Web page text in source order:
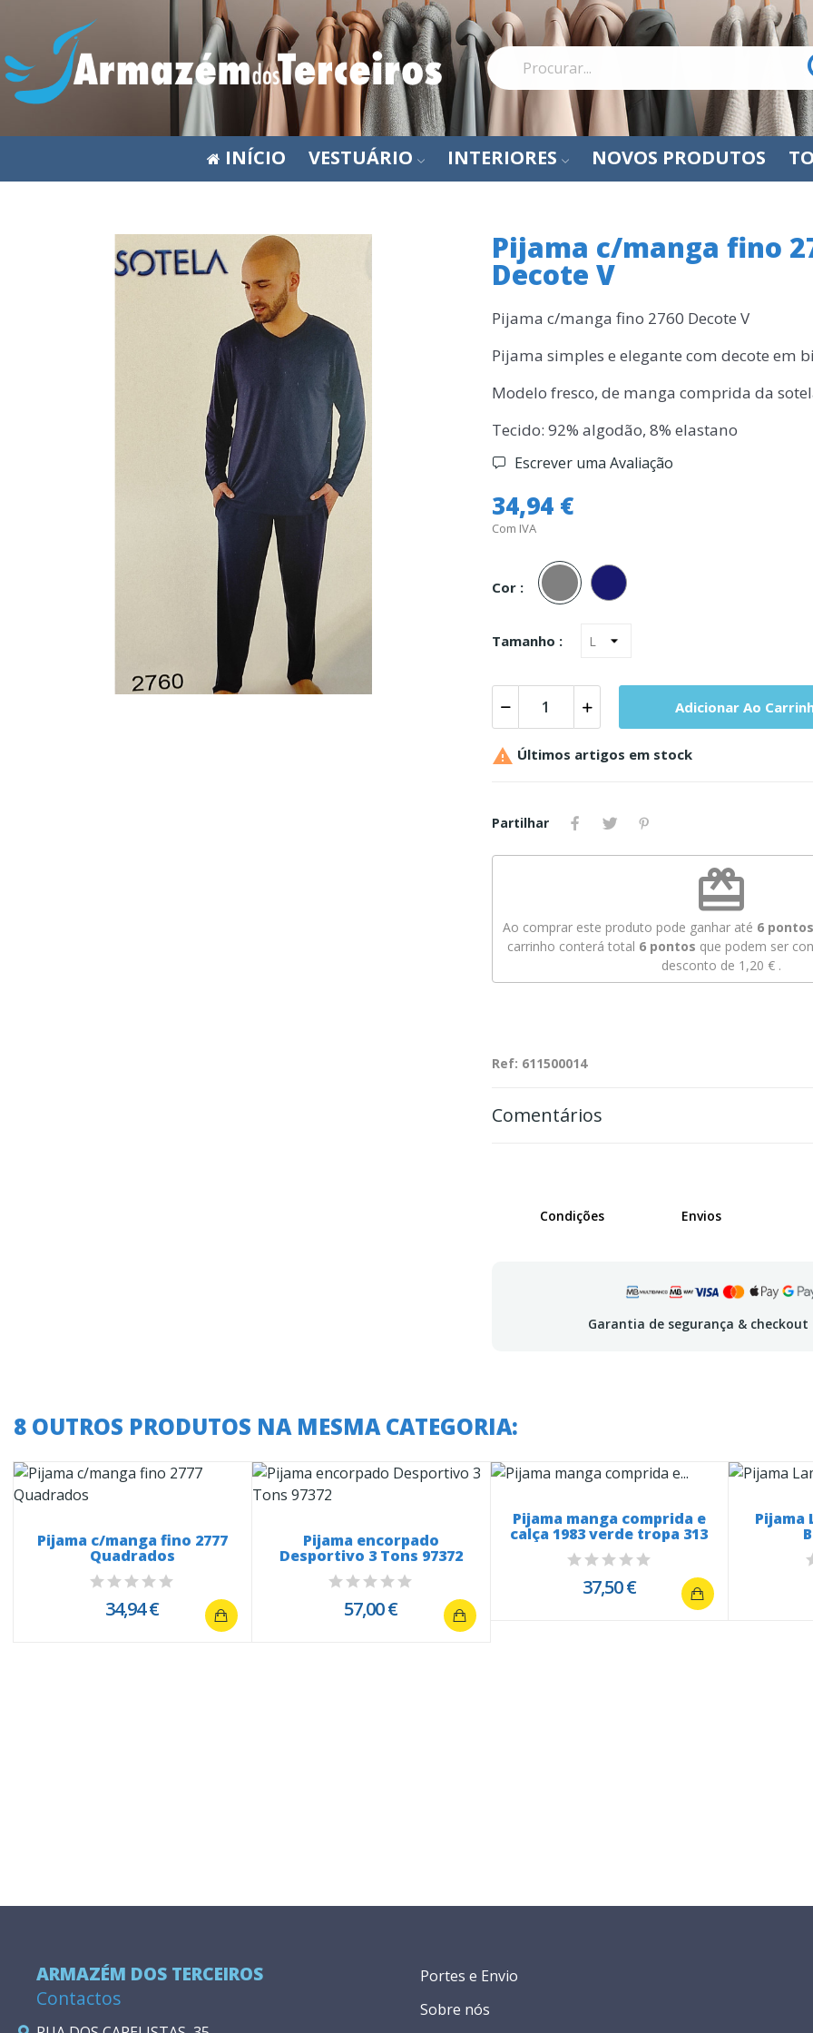
INÍCIO VESTUÁRIO INTERIORES NOVOS PRODUTOS
Pijama c/manga fino
Decote V
Pijama c/manga fino 2760 Decote V
Pijama simples e elegante com decote em
Modelo fresco, de manga comprida da
Tecido: 92% algodão, 8% elastano
Escrever uma Avaliação
34,94 €
Com IVA
Cor :
Cinza Marinho
Tamanho :
Adicionar Ao
 Últimos artigos em stock
Partilhar
redeem
Ao comprar este produto pode ganhar até 6
carrinho conterá total 6pontos que podem ser
desconto de 1,20 € .
Ref: 611500014
Comentários
Condições Envios
Garantia de segurança & checkout
8 OUTROS PRODUTOS NA MESMA CATEGORIA:
Pijama c/manga fino 2777
Quadrados
34,94 €
Pijama encorpado
Desportivo 3 Tons 97372
57,00 €
Pijama manga comprida e
calça 1983 verde tropa 313
37,50 €
Pijama
ARMAZÉM DOS TERCEIROS
Contactos
Portes e Envio
Sobre nós